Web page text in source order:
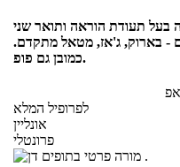
בעל תעודת הוראה ותואר שני
- בארוק, ג'אז, מטאל מתקדם.
כמובן גם פופ.
לפרופיל המלא
אונליין
פרונטלי